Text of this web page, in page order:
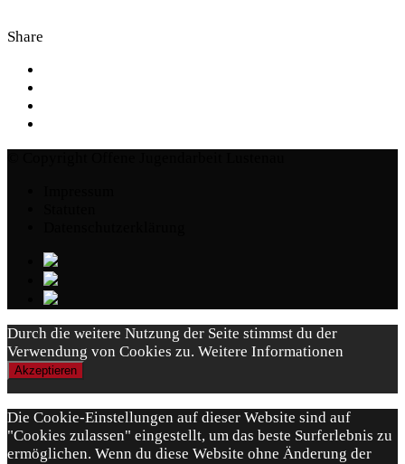
Share
Durch die weitere Nutzung der Seite stimmst du der
Verwendung von Cookies zu. Weitere Informationen
Akzeptieren
Die Cookie-Einstellungen auf dieser Website sind auf
"Cookies zulassen" eingestellt, um das beste Surferlebnis zu
ermöglichen. Wenn du diese Website ohne Änderung der